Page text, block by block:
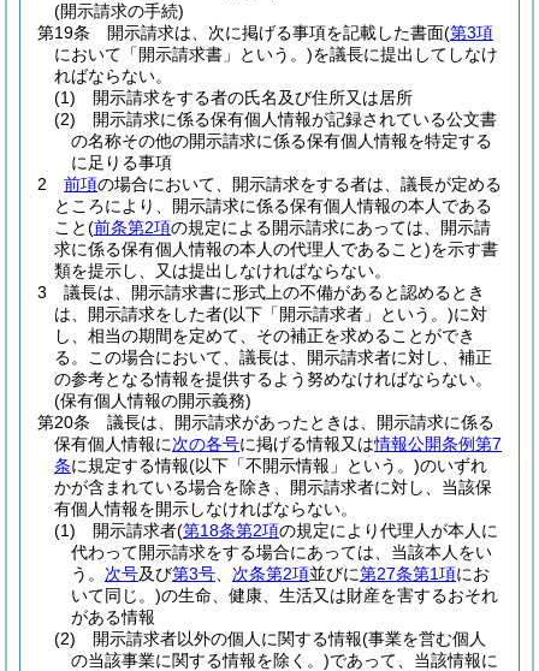
(開示請求の手続)
第19条
開示請求は、次に掲げる事項を記載した書面(第3項
において「開示請求書」という。)を議長に提出してしなけ
ればならない。
(1)
開示請求をする者の氏名及び住所又は居所
(2)
開示請求に係る保有個人情報が記録されている公文書
の名称その他の開示請求に係る保有個人情報を特定する
に足りる事項
2
前項の場合において、開示請求をする者は、議長が定める
ところにより、開示請求に係る保有個人情報の本人である
こと(前条第2項の規定による開示請求にあっては、開示請
求に係る保有個人情報の本人の代理人であること)を示す書
類を提示し、又は提出しなければならない。
3
議長は、開示請求書に形式上の不備があると認めるとき
は、開示請求をした者(以下「開示請求者」という。)に対
し、相当の期間を定めて、その補正を求めることができ
る。
この場合において、議長は、開示請求者に対し、補正
の参考となる情報を提供するよう努めなければならない。
(保有個人情報の開示義務)
第20条
議長は、開示請求があったときは、開示請求に係る
保有個人情報に次の各号に掲げる情報又は情報公開条例第7
条に規定する情報(以下「不開示情報」という。)のいずれ
かが含まれている場合を除き、開示請求者に対し、当該保
有個人情報を開示しなければならない。
(1)
開示請求者(第18条第2項の規定により代理人が本人に
代わって開示請求をする場合にあっては、当該本人をい
う。 次号及び第3号 次条第2項並びに第27条第1項にお
いて同じ。)の生命、健康、生活又は財産を害するおそれ
がある情報
(2)
開示請求者以外の個人に関する情報(事業を営む個人
の当該事業に関する情報を除く。)であって、当該情報に